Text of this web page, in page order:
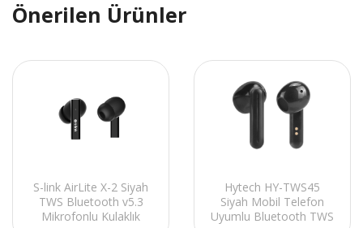
Önerilen Ürünler
S-link AirLite X-2 Siyah
TWS Bluetooth v5.3
Mikrofonlu Kulaklık
Hytech HY-TWS45
Siyah Mobil Telefon
Uyumlu Bluetooth TWS